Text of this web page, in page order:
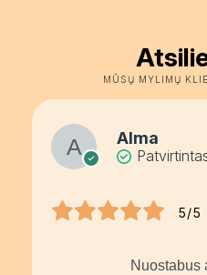
MŪSŲ MYLIMŲ
Alma
5/5
Nuostabus